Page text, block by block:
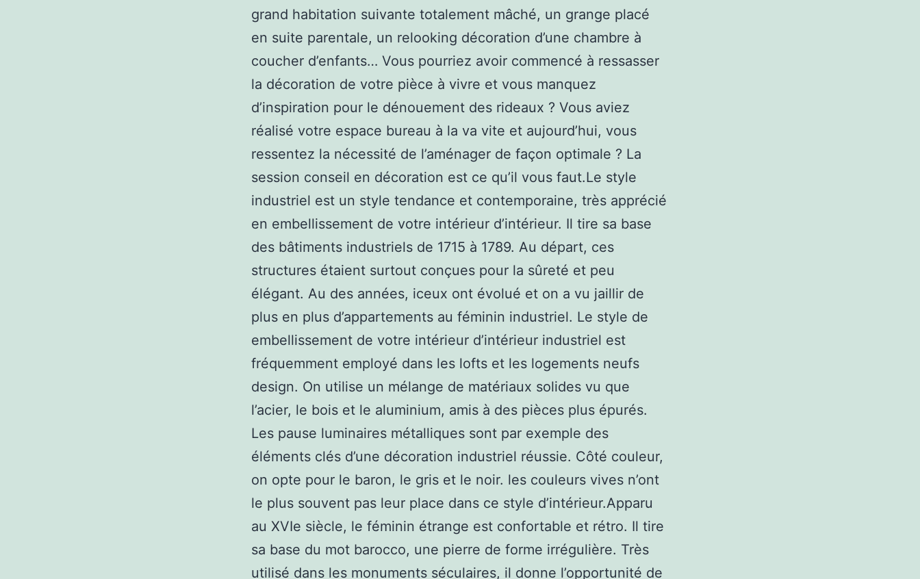
grand habitation suivante totalement mâché, un grange placé
en suite parentale, un relooking décoration d’une chambre à
coucher d’enfants… Vous pourriez avoir commencé à ressasser
la décoration de votre pièce à vivre et vous manquez
d’inspiration pour le dénouement des rideaux ? Vous aviez
réalisé votre espace bureau à la va vite et aujourd’hui, vous
ressentez la nécessité de l’aménager de façon optimale ? La
session conseil en décoration est ce qu’il vous faut.Le style
industriel est un style tendance et contemporaine, très apprécié
en embellissement de votre intérieur d’intérieur. Il tire sa base
des bâtiments industriels de 1715 à 1789. Au départ, ces
structures étaient surtout conçues pour la sûreté et peu
élégant. Au des années, iceux ont évolué et on a vu jaillir de
plus en plus d’appartements au féminin industriel. Le style de
embellissement de votre intérieur d’intérieur industriel est
fréquemment employé dans les lofts et les logements neufs
design. On utilise un mélange de matériaux solides vu que
l’acier, le bois et le aluminium, amis à des pièces plus épurés.
Les pause luminaires métalliques sont par exemple des
éléments clés d’une décoration industriel réussie. Côté couleur,
on opte pour le baron, le gris et le noir. les couleurs vives n’ont
le plus souvent pas leur place dans ce style d’intérieur.Apparu
au XVIe siècle, le féminin étrange est confortable et rétro. Il tire
sa base du mot barocco, une pierre de forme irrégulière. Très
utilisé dans les monuments séculaires, il donne l’opportunité de